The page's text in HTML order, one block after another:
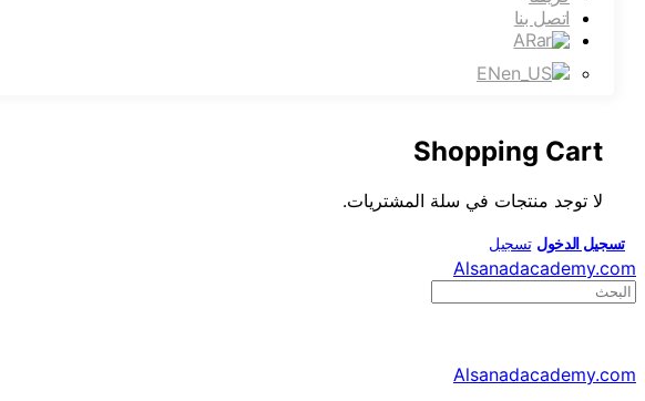
اتصل بنا
AR
EN
Shopping Cart
لا توجد منتجات في سلة المشتريات.
تسجيل الدخول تسجيل
Alsanadacademy.com
Search
for:
Alsanadacademy.com